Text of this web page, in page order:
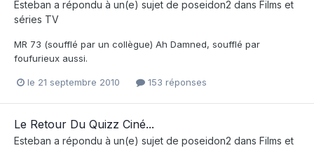
Esteban a répondu à un(e) sujet de poseidon2 dans Films et
séries TV
MR 73 (soufflé par un collègue) Ah Damned, soufflé par
foufurieux aussi.
le 21 septembre 2010 153 réponses
Le Retour Du Quizz Ciné...
Esteban a répondu à un(e) sujet de poseidon2 dans Films et